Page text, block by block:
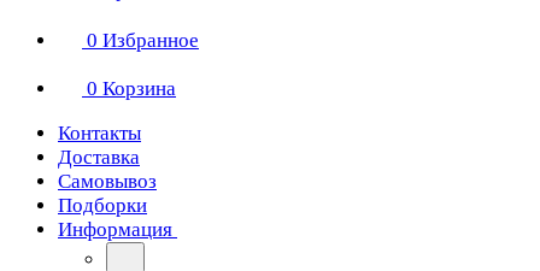
0 Избранное
0 Корзина
Контакты
Доставка
Самовывоз
Подборки
Информация